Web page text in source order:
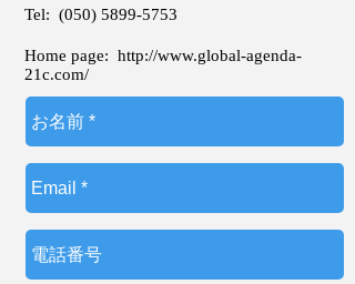
Tel: (050) 5899-5753
Home page: http://www.global-agenda-
21c.com/